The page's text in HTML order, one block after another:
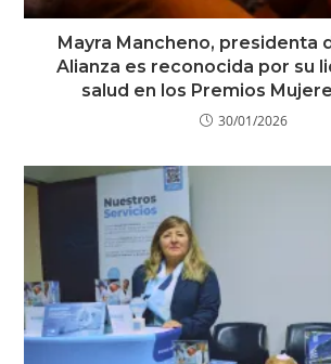
Mayra Mancheno, presidenta
Alianza es reconocida por su
salud en los Premios
30/01/2026